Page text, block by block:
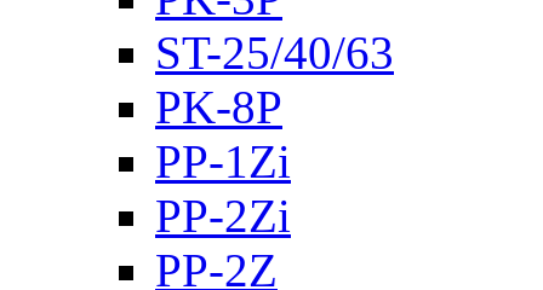
ST-25/40/63
PK-8P
PP-1Zi
PP-2Zi
PP-2Z